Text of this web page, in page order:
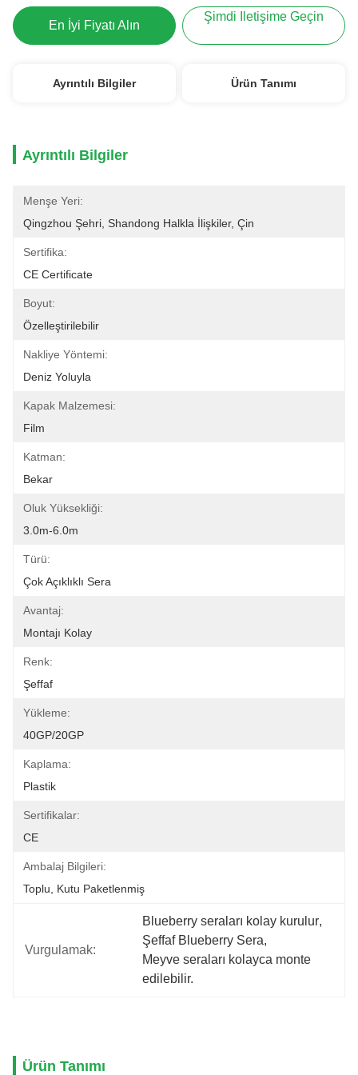
En İyi Fiyatı Alın
Şimdi Iletişime Geçin
Ayrıntılı Bilgiler Ürün Tanımı
Ayrıntılı Bilgiler
Menşe Yeri:
Qingzhou Şehri, Shandong Halkla İlişkiler, Çin
Sertifika:
CE Certificate
Boyut:
Özelleştirilebilir
Nakliye Yöntemi:
Deniz Yoluyla
Kapak Malzemesi:
Film
Katman:
Bekar
Oluk Yüksekliği:
3.0m-6.0m
Türü:
Çok Açıklıklı Sera
Avantaj:
Montajı Kolay
Renk:
Şeffaf
Yükleme:
40GP/20GP
Kaplama:
Plastik
Sertifikalar:
CE
Ambalaj Bilgileri:
Toplu, Kutu Paketlenmiş
Vurgulamak:
Blueberry seraları kolay kurulur,
Şeffaf Blueberry Sera,
Meyve seraları kolayca monte
edilebilir.
Ürün Tanımı